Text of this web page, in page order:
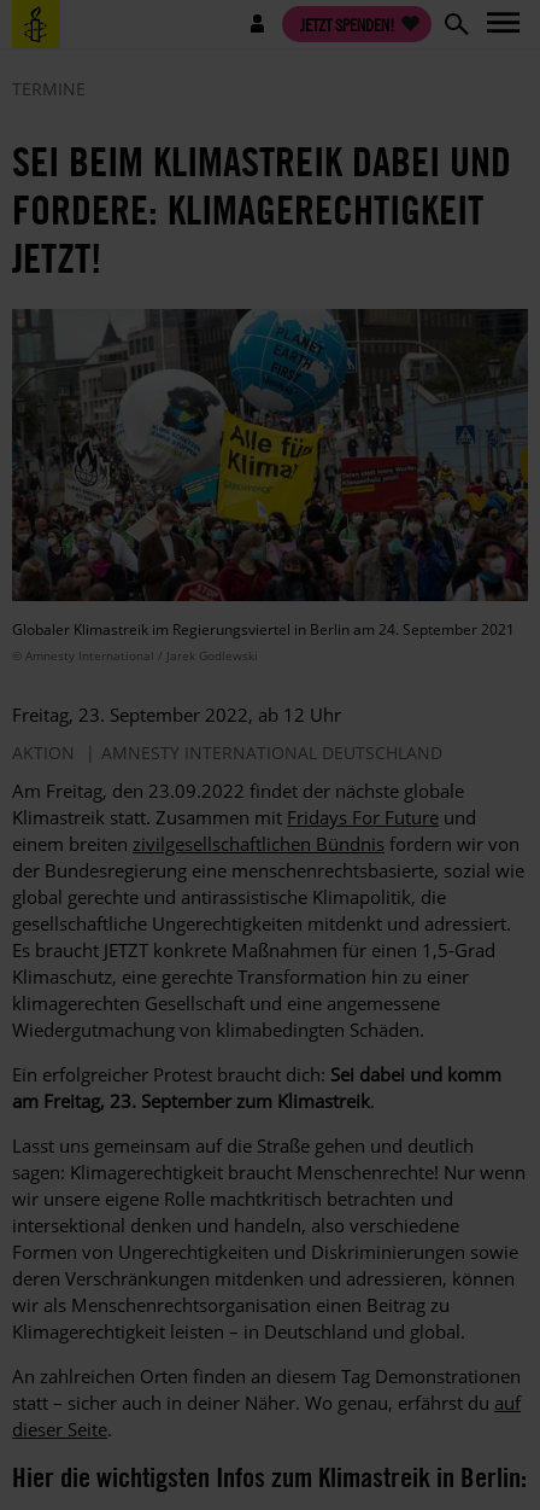
Direkt
zum
Benutzermenü JETZT SPENDEN!
TERMINE
SEI BEIM KLIMASTREIK DABEI UND
FORDERE: KLIMAGERECHTIGKEIT
JETZT!
Globaler Klimastreik im Regierungsviertel in Berlin am 24. September 2021
© Amnesty International / Jarek Godlewski
Freitag, 23. September 2022, ab 12 Uhr
AKTION AMNESTY INTERNATIONAL DEUTSCHLAND
Am Freitag, den 23.09.2022 findet der nächste globale
Klimastreik statt. Zusammen mit Fridays For Future und
einem breiten zivilgesellschaftlichen Bündnis fordern wir von
der Bundesregierung eine menschenrechtsbasierte, sozial wie
global gerechte und antirassistische Klimapolitik, die
gesellschaftliche Ungerechtigkeiten mitdenkt und adressiert.
Es braucht JETZT konkrete Maßnahmen für einen 1,5-Grad
Klimaschutz, eine gerechte Transformation hin zu einer
klimagerechten Gesellschaft und eine angemessene
Wiedergutmachung von klimabedingten Schäden.
Ein erfolgreicher Protest braucht dich: Sei dabei und komm
am Freitag, 23. September zum Klimastreik.
Lasst uns gemeinsam auf die Straße gehen und deutlich
sagen: Klimagerechtigkeit braucht Menschenrechte! Nur wenn
wir unsere eigene Rolle machtkritisch betrachten und
intersektional denken und handeln, also verschiedene
Formen von Ungerechtigkeiten und Diskriminierungen sowie
deren Verschränkungen mitdenken und adressieren, können
wir als Menschenrechtsorganisation einen Beitrag zu
Klimagerechtigkeit leisten – in Deutschland und global.
An zahlreichen Orten finden an diesem Tag Demonstrationen
statt – sicher auch in deiner Näher. Wo genau, erfährst du auf
dieser Seite.
Hier die wichtigsten Infos zum Klimastreik in Berlin: